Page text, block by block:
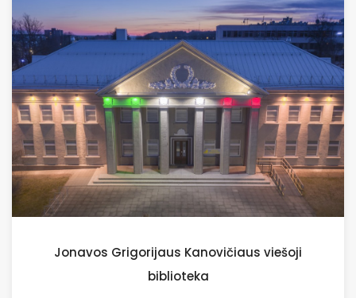
Jonavos Grigorijaus Kanovičiaus viešoji
biblioteka